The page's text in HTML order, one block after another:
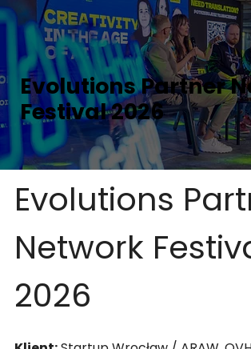
Evolutions Partner
Festival 2026
Evolutions
Network
2026